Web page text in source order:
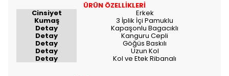
ÜRÜN ÖZELLİKLERİ
Cinsiyet Erkek
Kumaş 3 İplik İçi Pamuklu
Detay Kapaşonlu Bagacıklı
Detay Kanguru Cepli
Detay Göğüs Baskılı
Detay Uzun Kol
Detay Kol ve Etek Ribanalı